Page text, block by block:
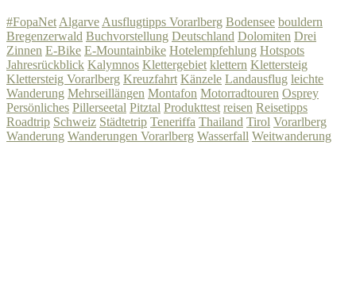
#FopaNet Algarve Ausflugtipps Vorarlberg Bodensee bouldern
Bregenzerwald Buchvorstellung Deutschland Dolomiten Drei
Zinnen E-Bike E-Mountainbike Hotelempfehlung Hotspots
Jahresrückblick Kalymnos Klettergebiet klettern Klettersteig
Klettersteig Vorarlberg Kreuzfahrt Känzele Landausflug leichte
Wanderung Mehrseillängen Montafon Motorradtouren Osprey
Persönliches Pillerseetal Pitztal Produkttest reisen Reisetipps
Roadtrip Schweiz Städtetrip Teneriffa Thailand Tirol Vorarlberg
Wanderung Wanderungen Vorarlberg Wasserfall Weitwanderung